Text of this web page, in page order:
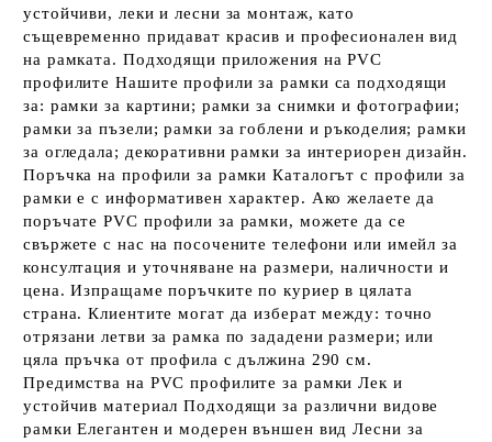
устойчиви, леки и лесни за монтаж, като
същевременно придават красив и професионален вид
на рамката. Подходящи приложения на PVC
профилите Нашите профили за рамки са подходящи
за: рамки за картини; рамки за снимки и фотографии;
рамки за пъзели; рамки за гоблени и ръкоделия; рамки
за огледала; декоративни рамки за интериорен дизайн.
Поръчка на профили за рамки Каталогът с профили за
рамки е с информативен характер. Ако желаете да
поръчате PVC профили за рамки, можете да се
свържете с нас на посочените телефони или имейл за
консултация и уточняване на размери, наличности и
цена. Изпращаме поръчките по куриер в цялата
страна. Клиентите могат да изберат между: точно
отрязани летви за рамка по зададени размери; или
цяла пръчка от профила с дължина 290 см.
Предимства на PVC профилите за рамки Лек и
устойчив материал Подходящи за различни видове
рамки Елегантен и модерен външен вид Лесни за